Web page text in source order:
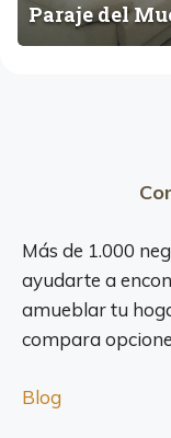
M
Paraje del
Más de 1.000
ayudarte a
amueblar tu
compara
Blog